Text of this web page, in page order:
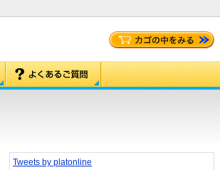
Tweets by platonline